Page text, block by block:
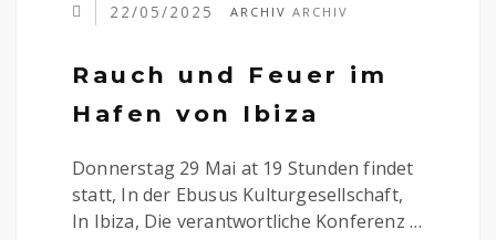
22/05/2025 ARCHIVARCHIV
Rauch und Feuer im
Hafen von Ibiza
Donnerstag 29 Mai at 19 Stunden findet
statt, In der Ebusus Kulturgesellschaft,
In Ibiza, Die verantwortliche Konferenz …